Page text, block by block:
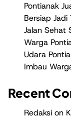
Pontianak
Bersiap Jadi
Jalan Sehat
Warga
Udara
Imbau
Recent
Redaksi on